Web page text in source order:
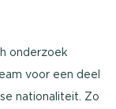
onderzoek
voor een deel
nationaliteit. Zo